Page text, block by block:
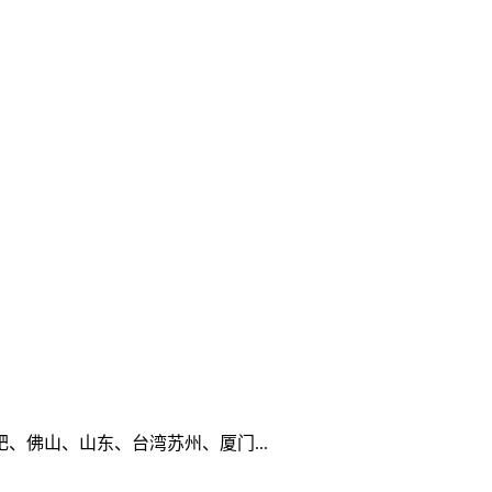
佛山、山东、台湾苏州、厦门...